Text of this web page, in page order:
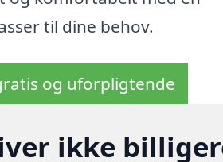
til dine behov.
og uforpligtende
ikke